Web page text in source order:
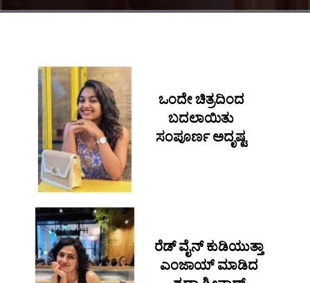
ರೆಡ್ ವೈನ್ ಕುಡಿಯುತ್ತಾ
ಎಂಜಾಯ್ ಮಾಡಿದ
ಒಂದೇ ಚಿತ್ರದಿಂದ
ಬದಲಾಯಿತು
ಸಂಪೂರ್ಣ ಅದೃಷ್ಟ